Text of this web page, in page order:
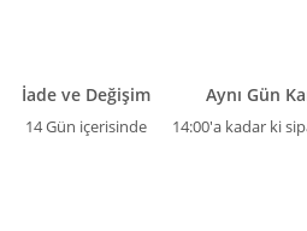
İade ve Değişim
14 Gün içerisinde
Aynı Gün
14:00'a kadar ki